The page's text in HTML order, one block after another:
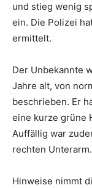
und stieg wenig
ein. Die Polizei
ermittelt.
Der Unbekannte
Jahre alt, von
beschrieben. Er
eine kurze grüne
Auffällig war
rechten Unterarm.
Hinweise nimmt